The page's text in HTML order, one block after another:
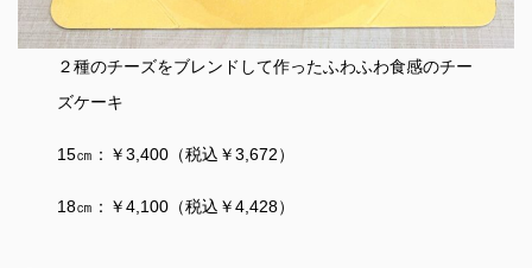
２種のチーズをブレンドして作ったふわふわ食感のチー
ズケーキ
15㎝：￥3,400（税込￥3,672）
18㎝：￥4,100（税込￥4,428）